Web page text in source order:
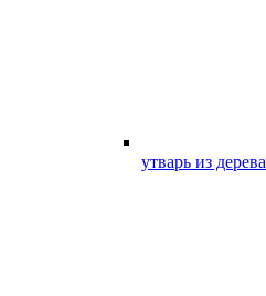
утварь из дерева